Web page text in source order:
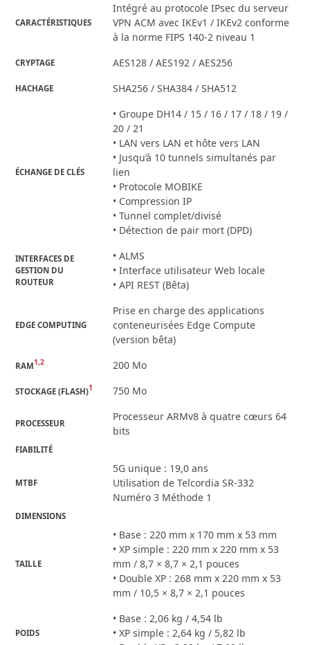
CARACTÉRISTIQUES
Intégré au protocole IPsec du serveur
VPN ACM avec IKEv1 / IKEv2 conforme
à la norme FIPS 140-2 niveau 1
CRYPTAGE AES128 / AES192 / AES256
HACHAGE SHA256 / SHA384 / SHA512
ÉCHANGE DE CLÉS
• Groupe DH14 / 15 / 16 / 17 / 18 / 19 /
20 / 21
• LAN vers LAN et hôte vers LAN
• Jusqu’à 10 tunnels simultanés par
lien
• Protocole MOBIKE
• Compression IP
• Tunnel complet/divisé
• Détection de pair mort (DPD)
INTERFACES DE
GESTION DU
ROUTEUR
• ALMS
• Interface utilisateur Web locale
• API REST (Bêta)
EDGE COMPUTING
Prise en charge des applications
conteneurisées Edge Compute
(version bêta)
RAM1,2 200 Mo
STOCKAGE (FLASH)1 750 Mo
PROCESSEUR
Processeur ARMv8 à quatre cœurs 64
bits
FIABILITÉ
MTBF
5G unique : 19,0 ans
Utilisation de Telcordia SR-332
Numéro 3 Méthode 1
DIMENSIONS
TAILLE
• Base : 220 mm x 170 mm x 53 mm
• XP simple : 220 mm x 220 mm x 53
mm / 8,7 × 8,7 × 2,1 pouces
• Double XP : 268 mm x 220 mm x 53
mm / 10,5 × 8,7 × 2,1 pouces
POIDS
• Base : 2,06 kg / 4,54 lb
• XP simple : 2,64 kg / 5,82 lb